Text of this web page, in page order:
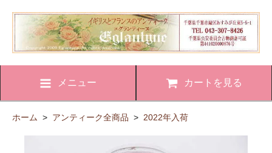
メニュー カートを見る
ホーム > アンティーク全商品 > 2022年入荷